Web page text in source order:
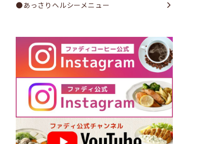
●あっさりヘルシーメニュー